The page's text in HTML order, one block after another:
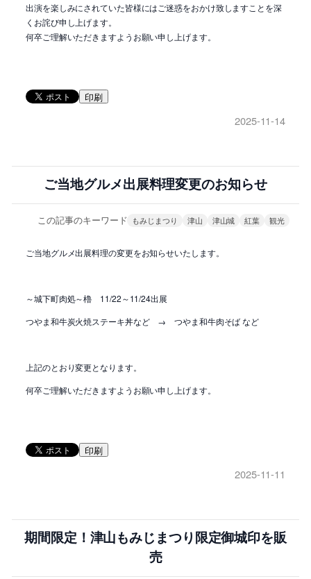
出演を楽しみにされていた皆様にはご迷惑をおかけ致しますことを深
くお詫び申し上げます。
何卒ご理解いただきますようお願い申し上げます。
印刷
2025-11-14
ご当地グルメ出展料理変更のお知らせ
この記事のキーワード もみじまつり 津山 津山城 紅葉 観光
ご当地グルメ出展料理の変更をお知らせいたします。
～城下町肉処～櫓 11/22～11/24出展
つやま和牛炭火焼ステーキ丼など → つやま和牛肉そば など
上記のとおり変更となります。
何卒ご理解いただきますようお願い申し上げます。
印刷
2025-11-11
期間限定！津山もみじまつり限定御城印を販
売